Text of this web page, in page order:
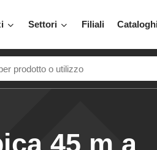
Settori Filiali
45 m a